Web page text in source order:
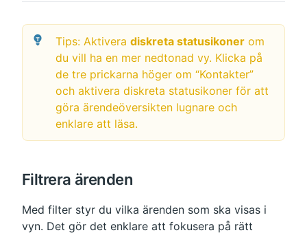
Tips: Aktivera diskreta statusikoner om
du vill ha en mer nedtonad vy. Klicka på
de tre prickarna höger om “Kontakter”
och aktivera diskreta statusikoner för att
göra ärendeöversikten lugnare och
enklare att läsa.
Filtrera ärenden
Med filter styr du vilka ärenden som ska visas i
vyn. Det gör det enklare att fokusera på rätt